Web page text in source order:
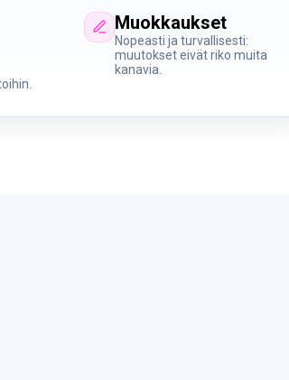
Muokkaukset
Nopeasti ja turvallisesti:
muutokset eivät riko muita
kanavia.